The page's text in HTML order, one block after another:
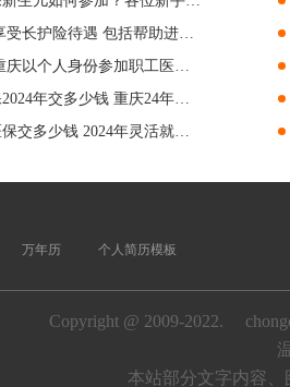
万年历 个人简历模板
Copyright @ 2009-2022.
本站部分文字内容、